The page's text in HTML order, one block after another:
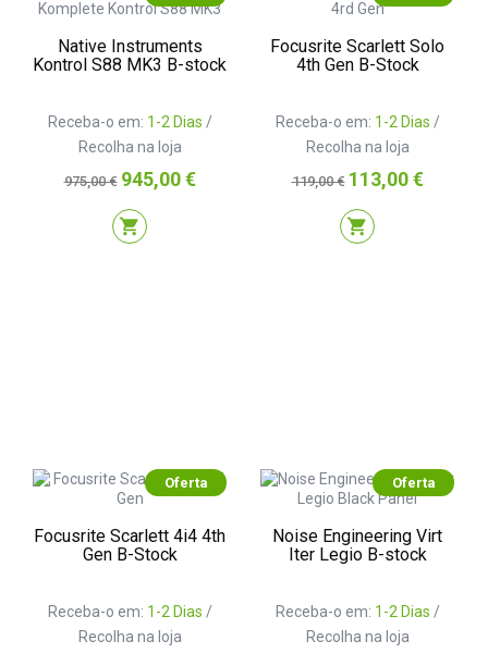
Native Instruments
Kontrol S88 MK3 B-stock
Receba-o em: 1-2 Dias /
Recolha na loja
Preço
normal
975,00 € Preço
945,00 €
shopping_cart
Focusrite Scarlett Solo
4th Gen B-Stock
Receba-o em: 1-2 Dias /
Recolha na loja
Preço
normal
119,00 € Preço
113,00 €
shopping_cart
Oferta
Focusrite Scarlett 4i4 4th
Gen B-Stock
Receba-o em: 1-2 Dias /
Recolha na loja
Oferta
Noise Engineering Virt
Iter Legio B-stock
Receba-o em: 1-2 Dias /
Recolha na loja